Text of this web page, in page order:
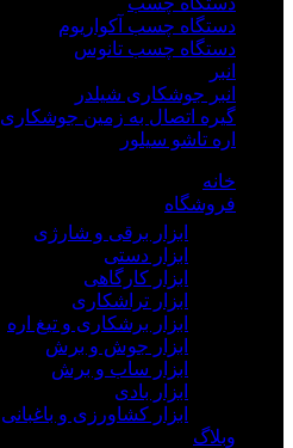
دستگاه چسب آکواریوم
دستگاه چسب تانوس
انبر
انبر جوشکاری شیلدر
گیره اتصال به زمین جوشکاری
اره تاشو سیلور
خانه
فروشگاه
ابزار برقی و شارژی
ابزار دستی
ابزار کارگاهی
ابزار تراشکاری
ابزار برشکاری و تیغ اره
ابزار جوش و برش
ابزار ساب و برش
ابزار بادی
ابزار کشاورزی و باغبانی
وبلاگ